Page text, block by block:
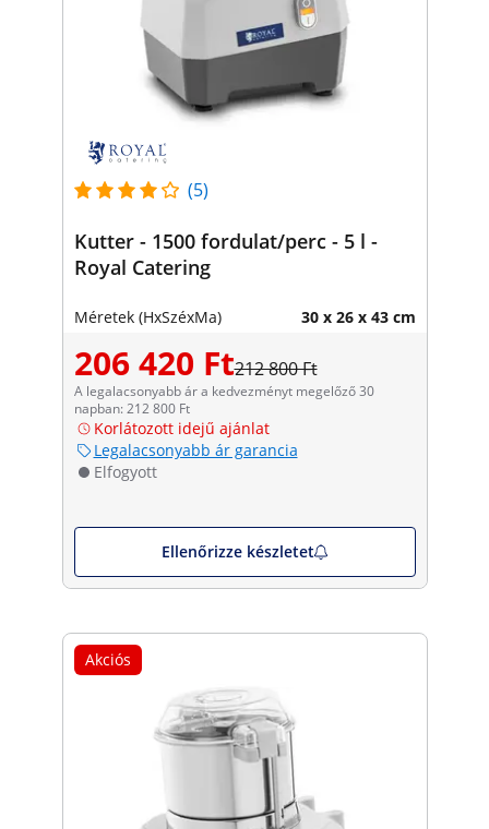
(5)
Kutter - 1500 fordulat/perc - 5 l -
Royal Catering
Méretek (HxSzéxMa) 30 x 26 x 43 cm
206 420 Ft212 800 Ft
A legalacsonyabb ár a kedvezményt megelőző 30
napban: 212 800 Ft
Korlátozott idejű ajánlat
Legalacsonyabb ár garancia
Elfogyott
Ellenőrizze készletet
Akciós